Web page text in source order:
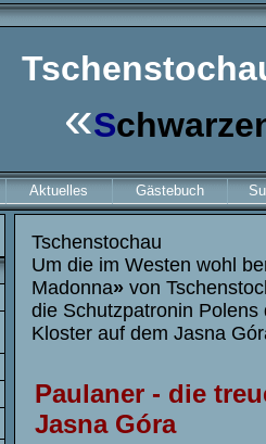
«S
Aktuelles Gästebuch
Tschenstochau
Um die im Westen wohl
Madonna»von
die Schutzpatronin
Kloster auf dem Jasna Gó
Paulaner - die
Jasna Góra